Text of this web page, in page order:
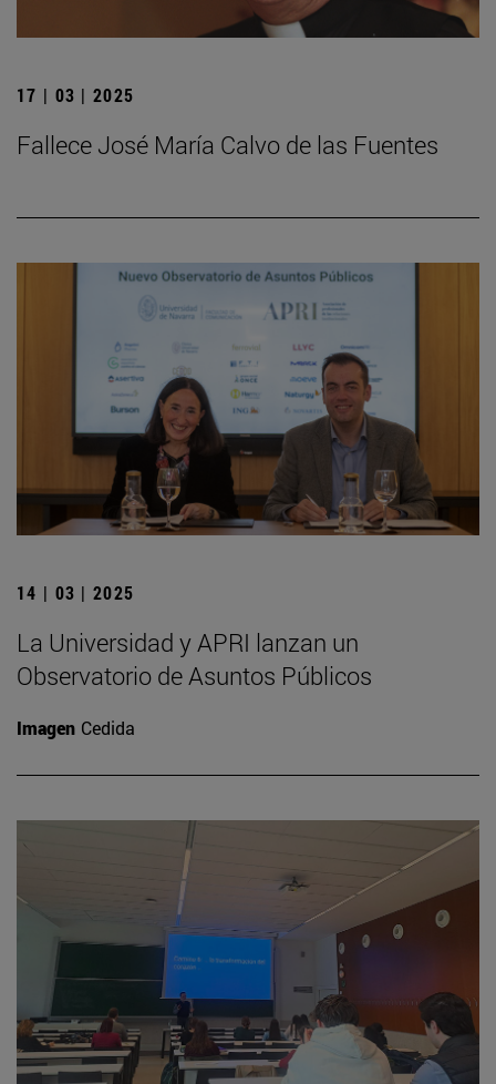
17 | 03 | 2025
Fallece José María Calvo de las Fuentes
14 | 03 | 2025
La Universidad y APRI lanzan un
Observatorio de Asuntos Públicos
Imagen Cedida